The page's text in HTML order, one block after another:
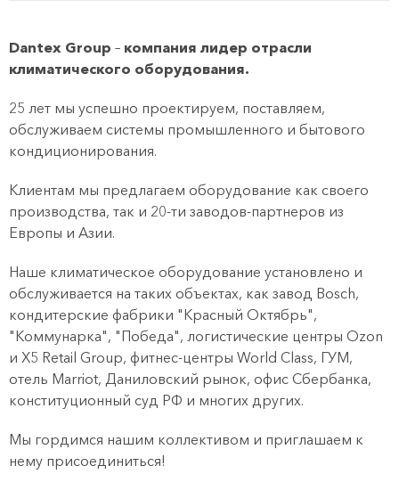
Dantex Group – компания лидер отрасли
климатического оборудования.
25 лет мы успешно проектируем, поставляем,
обслуживаем системы промышленного и бытового
кондиционирования.
Клиентам мы предлагаем оборудование как своего
производства, так и 20-ти заводов-партнеров из
Европы и Азии.
Наше климатическое оборудование установлено и
обслуживается на таких объектах, как завод Bosch,
кондитерские фабрики "Красный Октябрь",
"Коммунарка", "Победа", логистические центры Ozon
и Х5 Retail Group, фитнес-центры World Class, ГУМ,
отель Marriot, Даниловский рынок, офис Сбербанка,
конституционный суд РФ и многих других.
Мы гордимся нашим коллективом и приглашаем к
нему присоединиться!